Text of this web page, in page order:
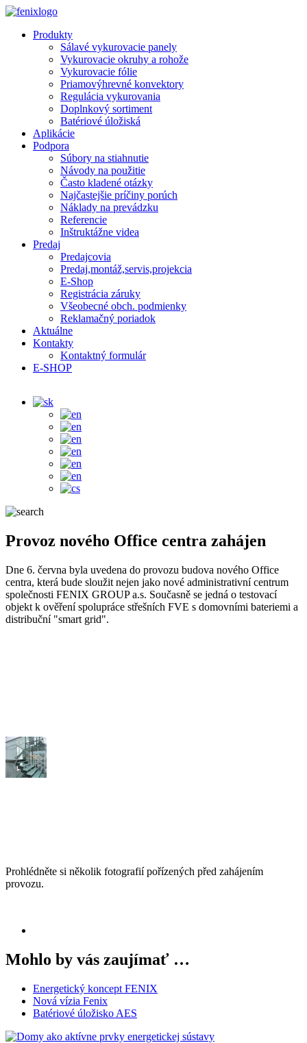
Skip to main content
Produkty
Sálavé vykurovacie panely
Vykurovacie okruhy a rohože
Vykurovacie fólie
Priamovýhrevné konvektory
Regulácia vykurovania
Doplnkový sortiment
Batériové úložiská
Aplikácie
Podpora
Súbory na stiahnutie
Návody na použitie
Často kladené otázky
Najčastejšie príčiny porúch
Náklady na prevádzku
Referencie
Inštruktážne videa
Predaj
Predajcovia
Predaj,montáž,servis,projekcia
E-Shop
Registrácia záruky
Všeobecné obch. podmienky
Reklamačný poriadok
Aktuálne
Kontakty
Kontaktný formulár
E-SHOP
Provoz nového Office centra zahájen
Dne 6. června byla uvedena do provozu budova nového Office
centra, která bude sloužit nejen jako nové administrativní centrum
společnosti FENIX GROUP a.s. Současně se jedná o testovací
objekt k ověření spolupráce střešních FVE s domovními bateriemi a
distribuční "smart grid".
Prohlédněte si několik fotografií pořízených před zahájením
provozu.
Mohlo by vás zaujímať …
Energetický koncept FENIX
Nová vízia Fenix
Batériové úložisko AES